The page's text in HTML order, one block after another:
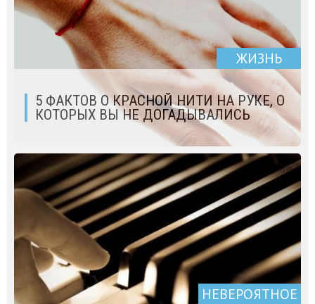
ЖИЗНЬ
5 ФАКТОВ О КРАСНОЙ НИТИ НА РУКЕ, О
КОТОРЫХ ВЫ НЕ ДОГАДЫВАЛИСЬ
НЕВЕРОЯТНОЕ